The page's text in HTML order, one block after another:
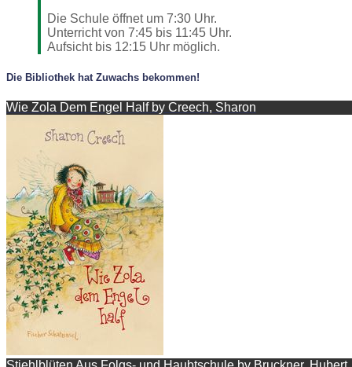
Die Schule öffnet um 7:30 Uhr.
Unterricht von 7:45 bis 11:45 Uhr.
Aufsicht bis 12:15 Uhr möglich.
Die Bibliothek hat Zuwachs bekommen!
Wie Zola Dem Engel Half by Creech, Sharon